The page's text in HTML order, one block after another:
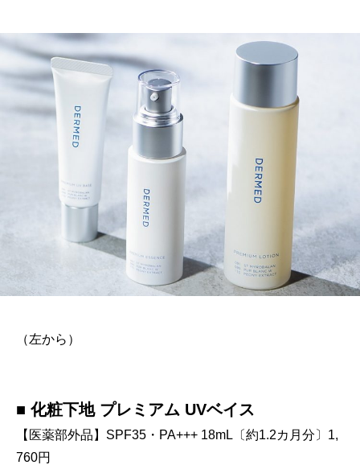
（左から）
■ 化粧下地 プレミアム UVベイス
【医薬部外品】SPF35・PA+++ 18mL〔約1.2カ月分〕1,
760円